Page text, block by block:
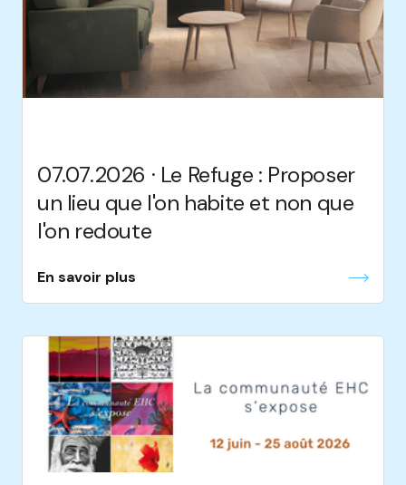
07.07.2026 · Le Refuge : Proposer
un lieu que l'on habite et non que
l'on redoute
En savoir plus